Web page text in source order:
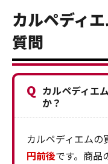
カルペディ
質問
Q カルペディエ
か？
カルペディエムの
円前後です。商品